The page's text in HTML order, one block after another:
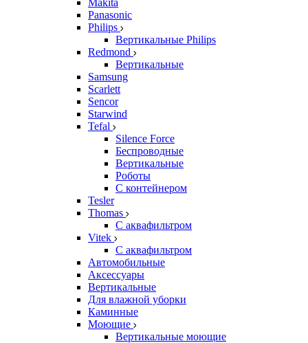
Makita
Panasonic
Philips
Вертикальные Philips
Redmond
Вертикальные
Samsung
Scarlett
Sencor
Starwind
Tefal
Silence Force
Беспроводные
Вертикальные
Роботы
С контейнером
Tesler
Thomas
С аквафильтром
Vitek
С аквафильтром
Автомобильные
Аксессуары
Вертикальные
Для влажной уборки
Каминные
Моющие
Вертикальные моющие